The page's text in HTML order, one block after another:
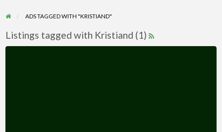
ADS TAGGED WITH "KRISTIAND"
Listings tagged with Kristiand (1)